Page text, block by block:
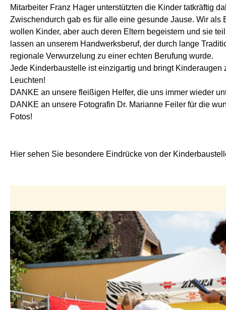
Mitarbeiter Franz Hager unterstützten die Kinder tatkräftig
Zwischendurch gab es für alle eine gesunde Jause. Wir als
wollen Kinder, aber auch deren Eltern begeistern und sie
lassen an unserem Handwerksberuf, der durch lange
regionale Verwurzelung zu einer echten Berufung wurde.
Jede Kinderbaustelle ist einzigartig und bringt Kinderaugen
Leuchten!
DANKE an unsere fleißigen Helfer, die uns immer wieder
DANKE an unsere Fotografin Dr. Marianne Feiler für die
Fotos!
Hier sehen Sie besondere Eindrücke von der